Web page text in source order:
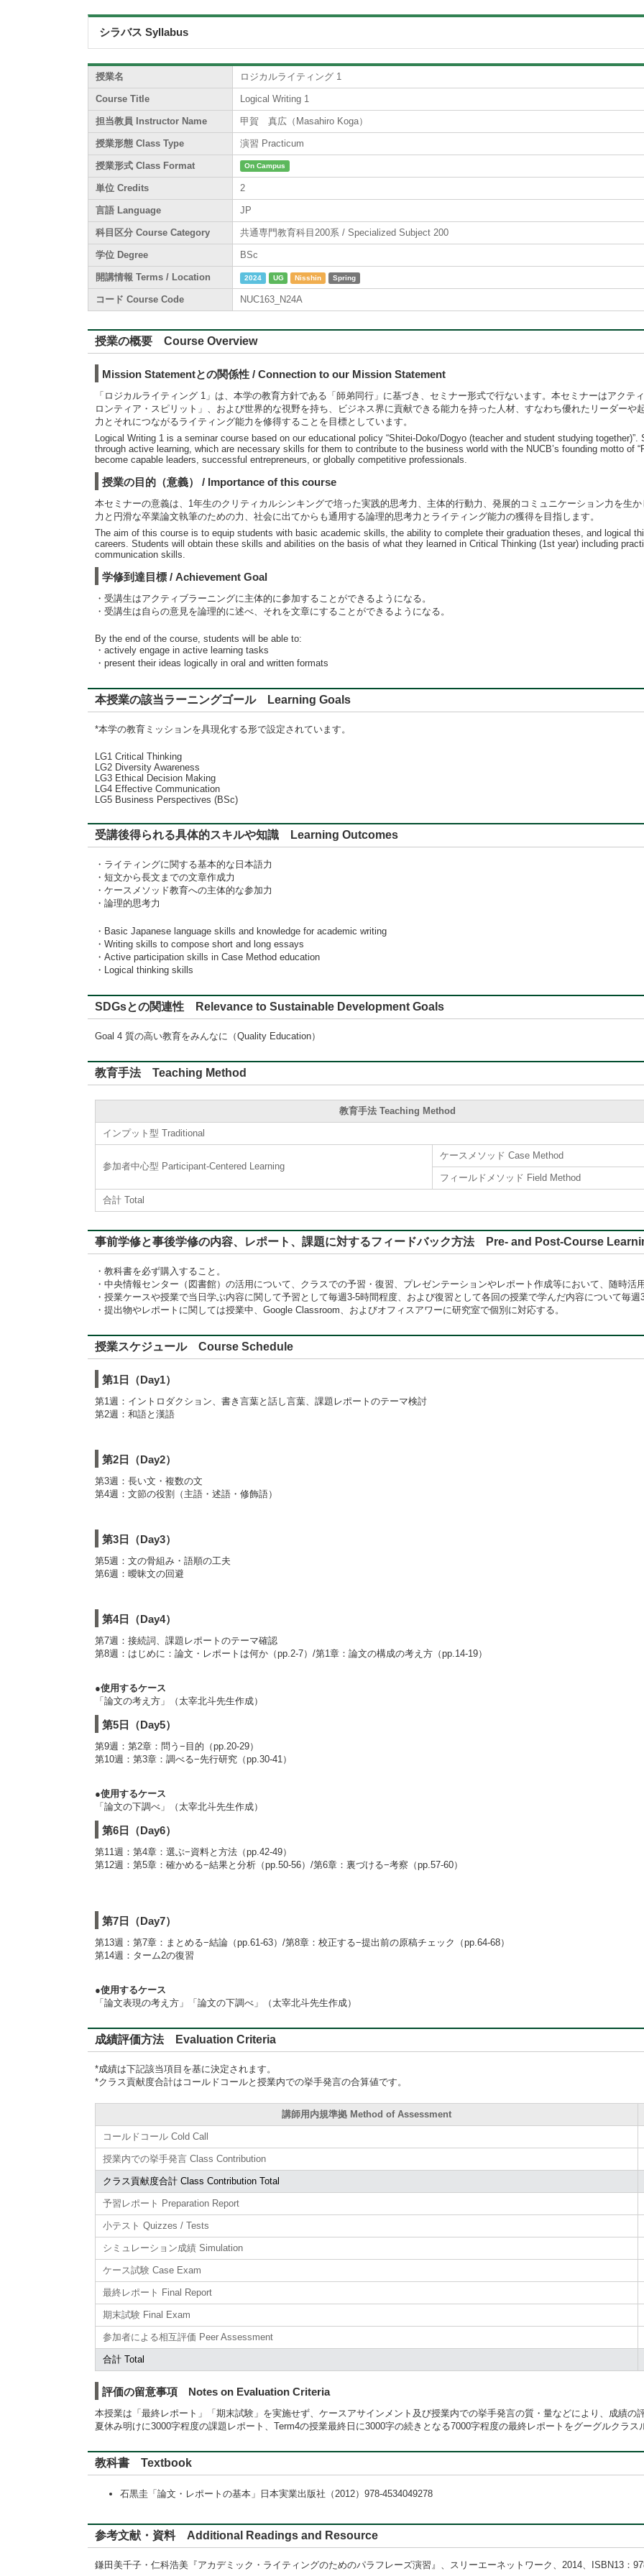
シラバス Syllabus
授業名 ロジカルライティング 1
Course Title Logical Writing 1
担当教員 Instructor Name 甲賀 真広（Masahiro Koga）
授業形態 Class Type 演習 Practicum
授業形式 Class Format On Campus
単位 Credits 2
言語 Language JP
科目区分 Course Category 共通専門教育科目200系 / Specialized Subject 200
学位 Degree BSc
開講情報 Terms / Location 2024 UG Nisshin Spring
コード Course Code NUC163_N24A
授業の概要 Course Overview
Mission Statementとの関係性 / Connection to our Mission Statement
「ロジカルライティング 1」は、本学の教育方針である「師弟同行」に基づき、セミナー形式で行ないます。本セミナーはアクテ
ロンティア・スピリット」、および世界的な視野を持ち、ビジネス界に貢献できる能力を持った人材、すなわち優れたリーダー
力とそれにつながるライティング能力を修得することを目標としています。
Logical Writing 1 is a seminar course based on our educational policy “Shitei-Doko/Dogyo (teacher and student studying
through active learning, which are necessary skills for them to contribute to the business world with the NUCB’s founding motto of
become capable leaders, successful entrepreneurs, or globally competitive professionals.
授業の目的（意義） / Importance of this course
本セミナーの意義は、1年生のクリティカルシンキングで培った実践的思考力、主体的行動力、発展的コミュニケーション力を生
力と円滑な卒業論文執筆のための力、社会に出てからも通用する論理的思考力とライティング能力の獲得を目指します。
The aim of this course is to equip students with basic academic skills, the ability to complete their graduation theses, and logical
careers. Students will obtain these skills and abilities on the basis of what they learned in Critical Thinking (1st year) including
communication skills.
学修到達目標 / Achievement Goal
・受講生はアクティブラーニングに主体的に参加することができるようになる。
・受講生は自らの意見を論理的に述べ、それを文章にすることができるようになる。
By the end of the course, students will be able to:
・actively engage in active learning tasks
・present their ideas logically in oral and written formats
本授業の該当ラーニングゴール Learning Goals
*本学の教育ミッションを具現化する形で設定されています。
LG1 Critical Thinking
LG2 Diversity Awareness
LG3 Ethical Decision Making
LG4 Effective Communication
LG5 Business Perspectives (BSc)
受講後得られる具体的スキルや知識 Learning Outcomes
・ライティングに関する基本的な日本語力
・短文から長文までの文章作成力
・ケースメソッド教育への主体的な参加力
・論理的思考力
・Basic Japanese language skills and knowledge for academic writing
・Writing skills to compose short and long essays
・Active participation skills in Case Method education
・Logical thinking skills
SDGsとの関連性 Relevance to Sustainable Development Goals
Goal 4 質の高い教育をみんなに（Quality Education）
教育手法 Teaching Method
教育手法 Teaching Method
インプット型 Traditional
参加者中心型 Participant-Centered Learning
ケースメソッド Case Method
フィールドメソッド Field Method
合計 Total
事前学修と事後学修の内容、レポート、課題に対するフィードバック方法 Pre- and Post-Course
・教科書を必ず購入すること。
・中央情報センター（図書館）の活用について、クラスでの予習・復習、プレゼンテーションやレポート作成等において、随時活
・授業ケースや授業で当日学ぶ内容に関して予習として毎週3-5時間程度、および復習として各回の授業で学んだ内容について毎週
・提出物やレポートに関しては授業中、Google Classroom、およびオフィスアワーに研究室で個別に対応する。
授業スケジュール Course Schedule
第1日（Day1）
第1週：イントロダクション、書き言葉と話し言葉、課題レポートのテーマ検討
第2週：和語と漢語
第2日（Day2）
第3週：長い文・複数の文
第4週：文節の役割（主語・述語・修飾語）
第3日（Day3）
第5週：文の骨組み・語順の工夫
第6週：曖昧文の回避
第4日（Day4）
第7週：接続詞、課題レポートのテーマ確認
第8週：はじめに：論文・レポートは何か（pp.2-7）/第1章：論文の構成の考え方（pp.14-19）
●使用するケース
「論文の考え方」（太宰北斗先生作成）
第5日（Day5）
第9週：第2章：問う−目的（pp.20-29）
第10週：第3章：調べる−先行研究（pp.30-41）
●使用するケース
「論文の下調べ」（太宰北斗先生作成）
第6日（Day6）
第11週：第4章：選ぶ−資料と方法（pp.42-49）
第12週：第5章：確かめる−結果と分析（pp.50-56）/第6章：裏づける−考察（pp.57-60）
第7日（Day7）
第13週：第7章：まとめる−結論（pp.61-63）/第8章：校正する−提出前の原稿チェック（pp.64-68）
第14週：ターム2の復習
●使用するケース
「論文表現の考え方」「論文の下調べ」（太宰北斗先生作成）
成績評価方法 Evaluation Criteria
*成績は下記該当項目を基に決定されます。
*クラス貢献度合計はコールドコールと授業内での挙手発言の合算値です。
講師用内規準拠 Method of Assessment
コールドコール Cold Call
授業内での挙手発言 Class Contribution
クラス貢献度合計 Class Contribution Total
予習レポート Preparation Report
小テスト Quizzes / Tests
シミュレーション成績 Simulation
ケース試験 Case Exam
最終レポート Final Report
期末試験 Final Exam
参加者による相互評価 Peer Assessment
合計 Total
評価の留意事項 Notes on Evaluation Criteria
本授業は「最終レポート」「期末試験」を実施せず、ケースアサインメント及び授業内での挙手発言の質・量などにより、成績の
夏休み明けに3000字程度の課題レポート、Term4の授業最終日に3000字の続きとなる7000字程度の最終レポートをグーグルクラス
教科書 Textbook
石黒圭「論文・レポートの基本」日本実業出版社（2012）978-4534049278
参考文献・資料 Additional Readings and Resource
鎌田美千子・仁科浩美『アカデミック・ライティングのためのパラフレーズ演習』、スリーエーネットワーク、2014、ISBN13：